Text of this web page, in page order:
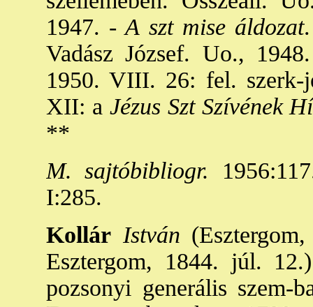
1947. - A szt mise áldozat
Vadász József. Uo.,
1950. VIII. 26: fel. szerk-
XII: a Jézus Szt Szívének
**
M. sajtóbibliogr.
I:285.
Kollár István
Esztergom, 1844. júl.
pozsonyi generális szem-